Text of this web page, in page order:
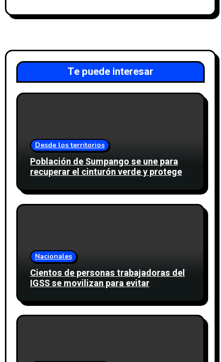
Te puede interesar
Desde los territorios
Población de Sumpango se une para
recuperar el cinturón verde y proteger
Nacionales
Cientos de personas trabajadoras del
IGSS se movilizan para evitar